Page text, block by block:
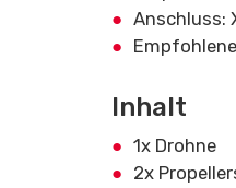
Anschluss:
Inhalt
1x Drohne
2x